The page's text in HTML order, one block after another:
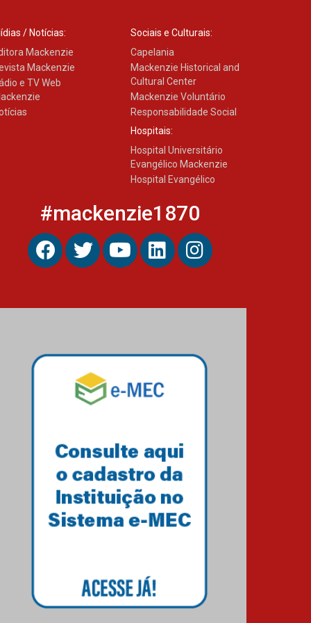
/ Notícias:
Mackenzie
Mackenzie
e TV Web
Sociais e Culturais:
Capelania
Mackenzie Historical and
Cultural Center
Mackenzie Voluntário
Responsabilidade Social
Hospitais:
Hospital Universitário
Evangélico Mackenzie
Hospital Evangélico
#mackenzie1870